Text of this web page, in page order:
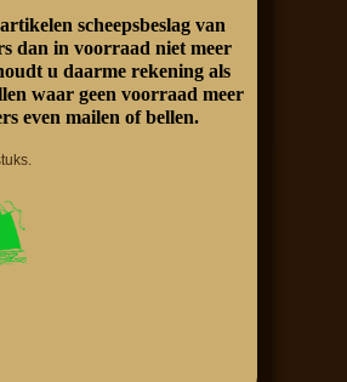
scheepsbeslag van
dan in voorraad niet meer
u daarme rekening als
waar geen voorraad meer
even mailen of bellen.